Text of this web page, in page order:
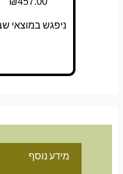
ניפגש במוצאי שבת
מידע נוסף